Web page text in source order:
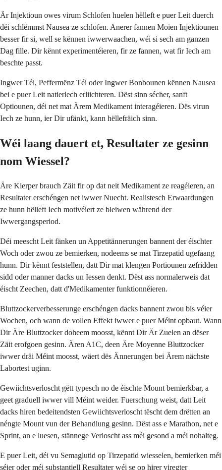
Är Injektioun owes virum Schlofen huelen hëlleft e puer Leit duerch
déi schlëmmst Nausea ze schlofen. Anerer fannen Moien Injektiounen
besser fir si, well se kënnen iwwerwaachen, wéi si sech am ganzen
Dag fille. Dir kënnt experimentéieren, fir ze fannen, wat fir Iech am
beschte passt.
Ingwer Téi, Peffermënz Téi oder Ingwer Bonbounen kënnen Nausea
bei e puer Leit natierlech erliichteren. Dëst sinn sécher, sanft
Optiounen, déi net mat Ärem Medikament interagéieren. Dës virun
Iech ze hunn, ier Dir ufänkt, kann hëllefräich sinn.
Wéi laang dauert et, Resultater ze gesinn
nom Wiessel?
Äre Kierper brauch Zäit fir op dat neit Medikament ze reagéieren, an
Resultater erschéngen net iwwer Nuecht. Realistesch Erwaardungen
ze hunn hëlleft Iech motivéiert ze bleiwen während der
Iwwergangsperiod.
Déi meescht Leit fänken un Appetitännerungen bannent der éischter
Woch oder zwou ze bemierken, nodeems se mat Tirzepatid ugefaang
hunn. Dir kënnt feststellen, datt Dir mat klengen Portiounen zefridden
sidd oder manner dacks un Iessen denkt. Dëst ass normalerweis dat
éischt Zeechen, datt d'Medikamenter funktionnéieren.
Bluttzockerverbesserunge erschéngen dacks bannent zwou bis véier
Wochen, och wann de vollen Effekt iwwer e puer Méint opbaut. Wann
Dir Äre Bluttzocker doheem moosst, kënnt Dir Är Zuelen an dëser
Zäit erofgoen gesinn. Ären A1C, deen Äre Moyenne Bluttzocker
iwwer dräi Méint moosst, wäert dës Ännerungen bei Ärem nächste
Labortest uginn.
Gewiichtsverloscht gëtt typesch no de éischte Mount bemierkbar, a
geet graduell iwwer vill Méint weider. Fuerschung weist, datt Leit
dacks hiren bedeitendsten Gewiichtsverloscht tëscht dem drëtten an
néngte Mount vun der Behandlung gesinn. Dëst ass e Marathon, net e
Sprint, an e luesen, stännege Verloscht ass méi gesond a méi nohalteg.
E puer Leit, déi vu Semaglutid op Tirzepatid wiesselen, bemierken méi
séier oder méi substantiell Resultater wéi se op hirer viregter